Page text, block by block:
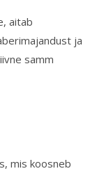
aitab
ja
samm
mis koosneb